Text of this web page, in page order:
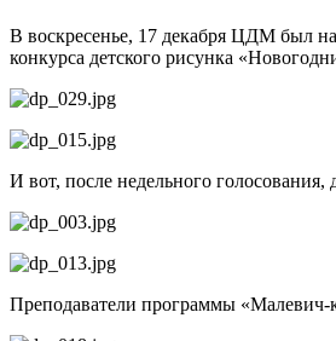
В воскресенье, 17 декабря ЦДМ был
конкурса детского рисунка
И вот, после недельного
Преподаватели программы «Малевич-